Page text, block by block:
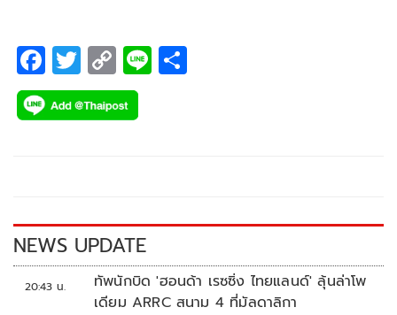
F
ac
e
k
T
wi
tt
C
o
p
k
Li
NEWS UPDATE
20:43 น.
ทัพนักบิด 'ฮอนด้า เรซซิ่ง ไทยแลนด์' ลุ้นล่าโพ
เดียม ARRC สนาม 4 ที่มัลดาลิกา